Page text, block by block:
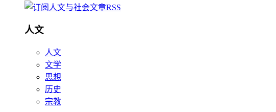
人文
人文
文学
思想
历史
宗教